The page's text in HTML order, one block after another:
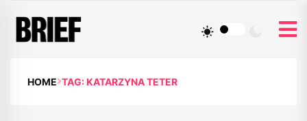
HOME TAG: KATARZYNA TETER